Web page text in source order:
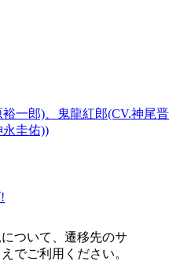
一郎)、鬼龍紅郎(CV.神尾晋
永圭佑))
ついて、遷移先のサ
でご利用ください。